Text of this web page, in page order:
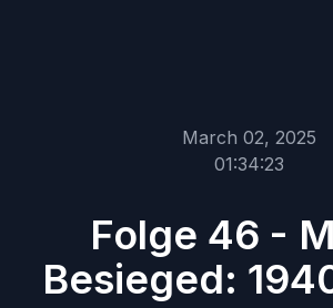
March 02, 2025
01:34:23
Folge 46 -
Besieged: